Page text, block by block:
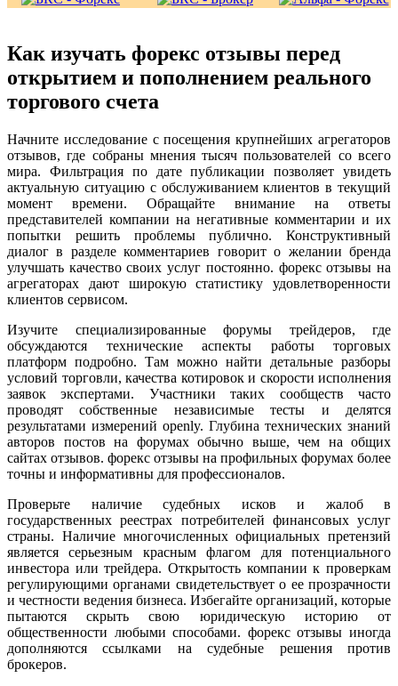
Как изучать форекс отзывы перед
открытием и пополнением реального
торгового счета
Начните исследование с посещения крупнейших агрегаторов
отзывов, где собраны мнения тысяч пользователей со всего
мира. Фильтрация по дате публикации позволяет увидеть
актуальную ситуацию с обслуживанием клиентов в текущий
момент времени. Обращайте внимание на ответы
представителей компании на негативные комментарии и их
попытки решить проблемы публично. Конструктивный
диалог в разделе комментариев говорит о желании бренда
улучшать качество своих услуг постоянно. форекс отзывы на
агрегаторах дают широкую статистику удовлетворенности
клиентов сервисом.
Изучите специализированные форумы трейдеров, где
обсуждаются технические аспекты работы торговых
платформ подробно. Там можно найти детальные разборы
условий торговли, качества котировок и скорости исполнения
заявок экспертами. Участники таких сообществ часто
проводят собственные независимые тесты и делятся
результатами измерений openly. Глубина технических знаний
авторов постов на форумах обычно выше, чем на общих
сайтах отзывов. форекс отзывы на профильных форумах более
точны и информативны для профессионалов.
Проверьте наличие судебных исков и жалоб в
государственных реестрах потребителей финансовых услуг
страны. Наличие многочисленных официальных претензий
является серьезным красным флагом для потенциального
инвестора или трейдера. Открытость компании к проверкам
регулирующими органами свидетельствует о ее прозрачности
и честности ведения бизнеса. Избегайте организаций, которые
пытаются скрыть свою юридическую историю от
общественности любыми способами. форекс отзывы иногда
дополняются ссылками на судебные решения против
брокеров.